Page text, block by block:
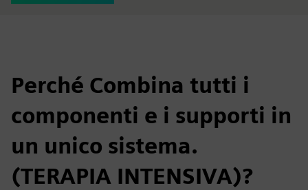
Perché Combina tutti i
componenti e i supporti in
un unico sistema.
(TERAPIA INTENSIVA)?